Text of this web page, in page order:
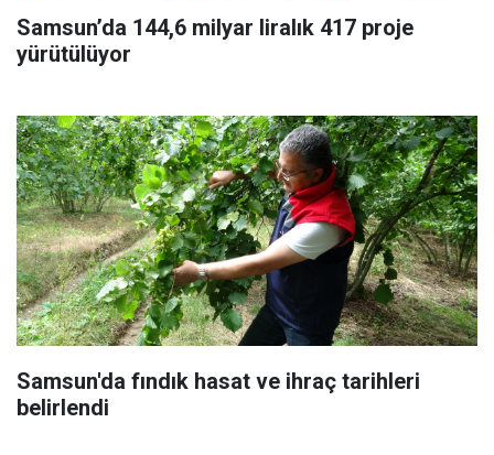
Samsun’da 144,6 milyar liralık 417 proje
yürütülüyor
Samsun'da fındık hasat ve ihraç tarihleri
belirlendi